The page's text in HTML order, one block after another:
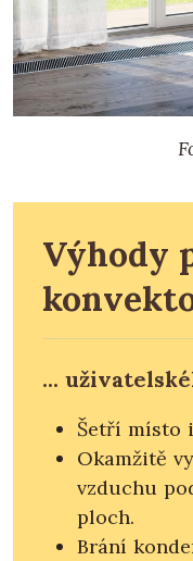
Výhody
...
Šetří místo
Okamžitě
vzduchu
ploch.
Brání